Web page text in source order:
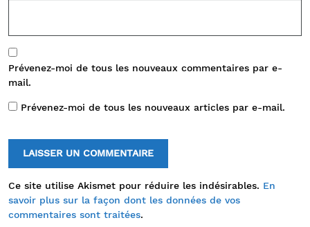
Prévenez-moi de tous les nouveaux commentaires par e-
mail.
Prévenez-moi de tous les nouveaux articles par e-mail.
Ce site utilise Akismet pour réduire les indésirables. En
savoir plus sur la façon dont les données de vos
commentaires sont traitées.